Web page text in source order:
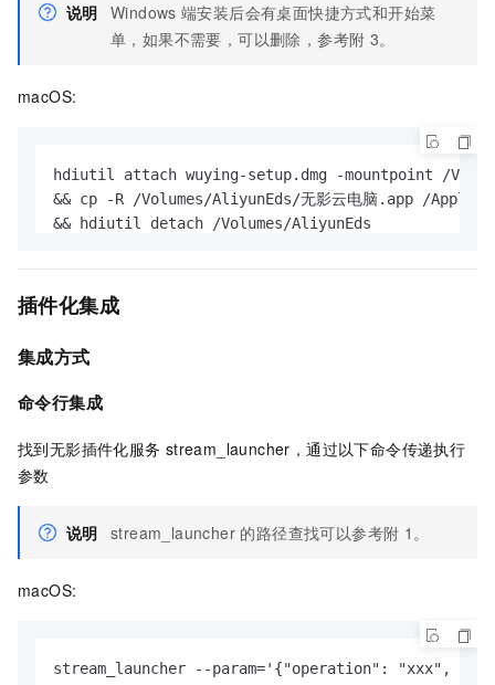
说明 Windows 端安装后会有桌面快捷方式和开始菜
单，如果不需要，可以删除，参考附 3。
macOS:
hdiutil attach wuying-setup.dmg -mountpoint /
&& cp -R /Volumes/AliyunEds/无影云电脑.app /
&& hdiutil detach /Volumes/AliyunEds
插件化集成
集成方式
命令行集成
找到无影插件化服务 stream_launcher，通过以下命令传递执行
参数
说明 stream_launcher 的路径查找可以参考附 1。
macOS:
stream_launcher --param='{"operation": "xxx",